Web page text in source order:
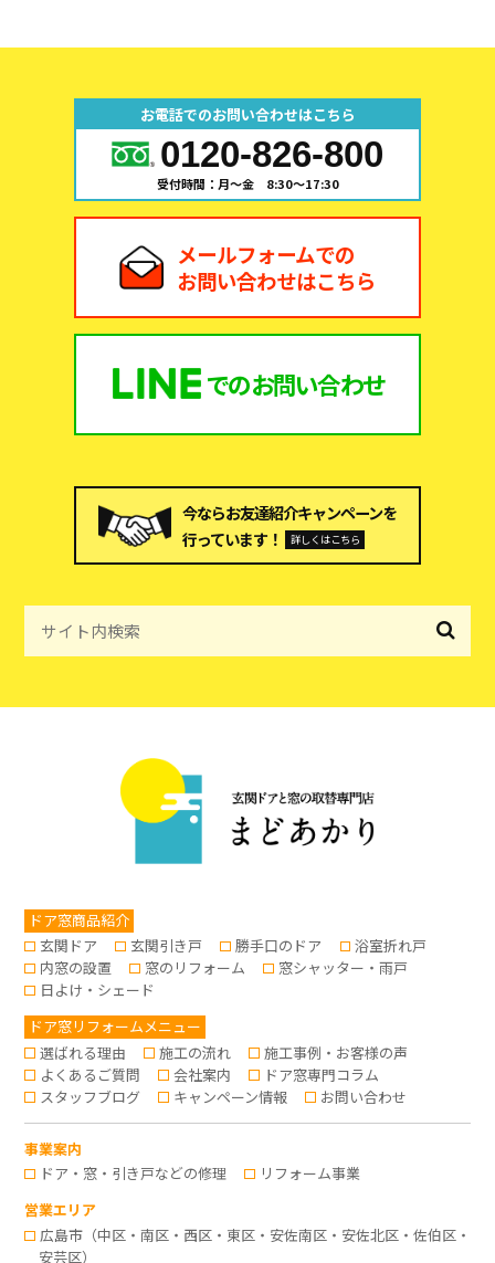
お電話でのお問い合わせはこちら
0120-826-800
受付時間：月～金 8:30～17:30
メールフォームでの
お問い合わせはこちら
でのお問い合わせ
今ならお友達紹介キャンペーンを
行っています！
詳しくはこちら
ドア窓商品紹介
玄関ドア
玄関引き戸 勝手口のドア
浴室折れ戸
内窓の設置
窓のリフォーム
窓シャッター・雨戸
日よけ・シェード
ドア窓リフォームメニュー
選ばれる理由
施工の流れ
施工事例・お客様の声
よくあるご質問
会社案内
ドア窓専門コラム
スタッフブログ
キャンペーン情報 お問い合わせ
事業案内
ドア・窓・引き戸などの修理
リフォーム事業
営業エリア
広島市（中区・南区・西区・東区・安佐南区・安佐北区・佐伯区・
安芸区）